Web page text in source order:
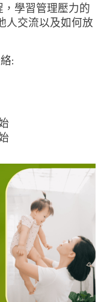
，學習管理壓力的
人交流以及如何放
: